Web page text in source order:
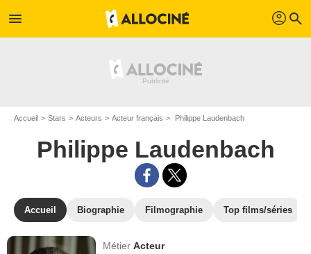
menu profil search
Accueil Stars Acteurs Acteur français Philippe Laudenbach
Philippe Laudenbach
Accueil Biographie Filmographie Top films/séries
MétierActeur